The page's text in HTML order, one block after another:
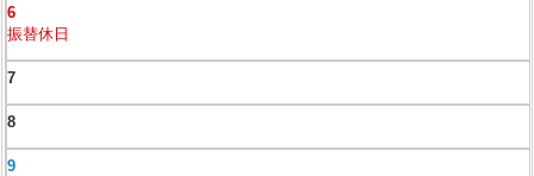
6
振替休日
7
8
9